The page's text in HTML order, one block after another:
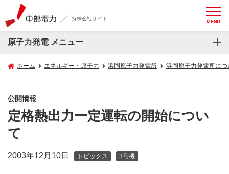
持株会社サイト MENU
原子力発電 メニュー
ホーム エネルギー・原子力 浜岡原子力発電所 浜岡原子力発電所につ
公開情報
定格熱出力一定運転の開始につい
て
2003年12月10日 トピックス 3号機